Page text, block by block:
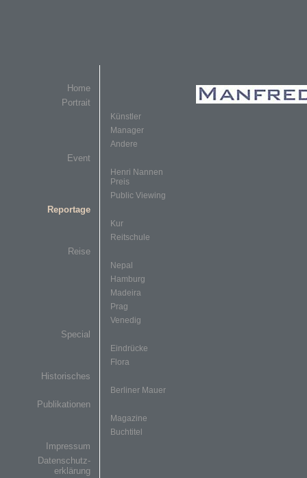
Home
Portrait
Künstler
Manager
Andere
Event
Henri Nannen
Preis
Public Viewing
Reportage
Kur
Reitschule
Reise
Nepal
Hamburg
Madeira
Prag
Venedig
Special
Eindrücke
Flora
Historisches
Berliner Mauer
Publikationen
Magazine
Buchtitel
Impressum
Datenschutz-
erklärung